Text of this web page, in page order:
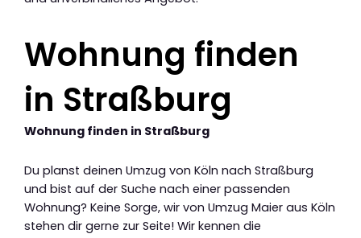
Wohnung finden
in Straßburg
Wohnung finden in Straßburg
Du planst deinen Umzug von Köln nach Straßburg
und bist auf der Suche nach einer passenden
Wohnung? Keine Sorge, wir von Umzug Maier aus Köln
stehen dir gerne zur Seite! Wir kennen die